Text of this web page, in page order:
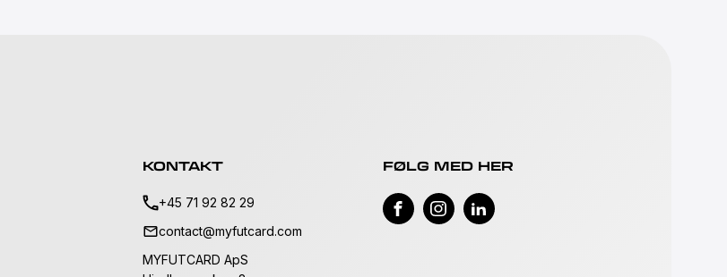
KONTAKT
+45 71 92 82 29
contact@myfutcard.com
MYFUTCARD ApS
FØLG MED HER